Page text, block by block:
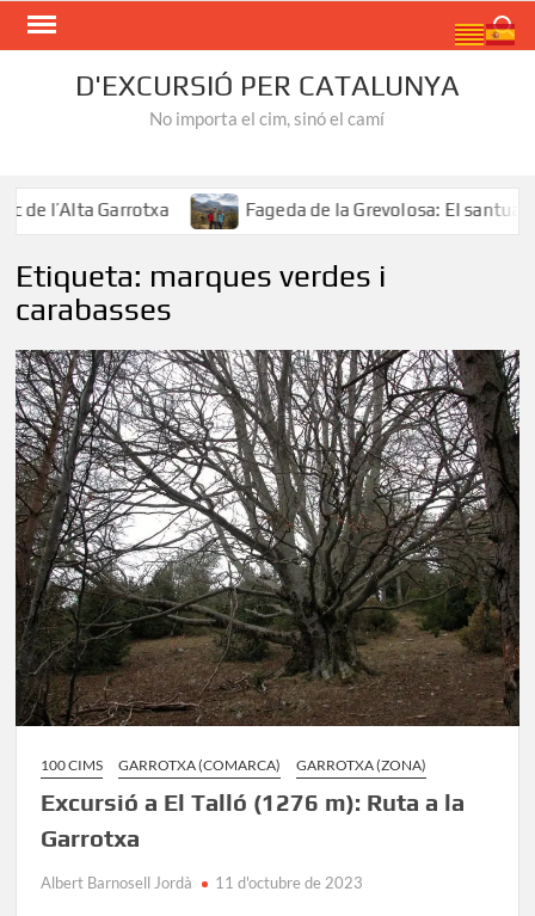
Skip
D'EXCURSIÓ PER CATALUNYA
No importa el cim, sinó el camí
l’Alta Garrotxa Fageda de la Grevolosa: El santuari
Etiqueta: marques verdes i
carabasses
100 CIMS GARROTXA (COMARCA) GARROTXA (ZONA)
Excursió a El Talló (1276 m): Ruta a la
Garrotxa
Albert Barnosell Jordà 11 d'octubre de 2023